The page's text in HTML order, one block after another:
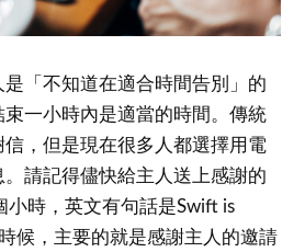
「不知道在適合時間告別」的
一小時內是適當的時間。傳統
信，但是現在很多人都選擇用電
請記得儘快給主人送上感謝的
小時，英文有句話是Swift is
候，主要的就是感謝主人的邀請